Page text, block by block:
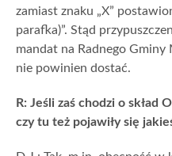
zamiast znaku „X”
parafka)”. Stąd
mandat na Radnego
nie powinien dostać.
R: Jeśli zaś chodzi o skład
czy tu też pojawiły się